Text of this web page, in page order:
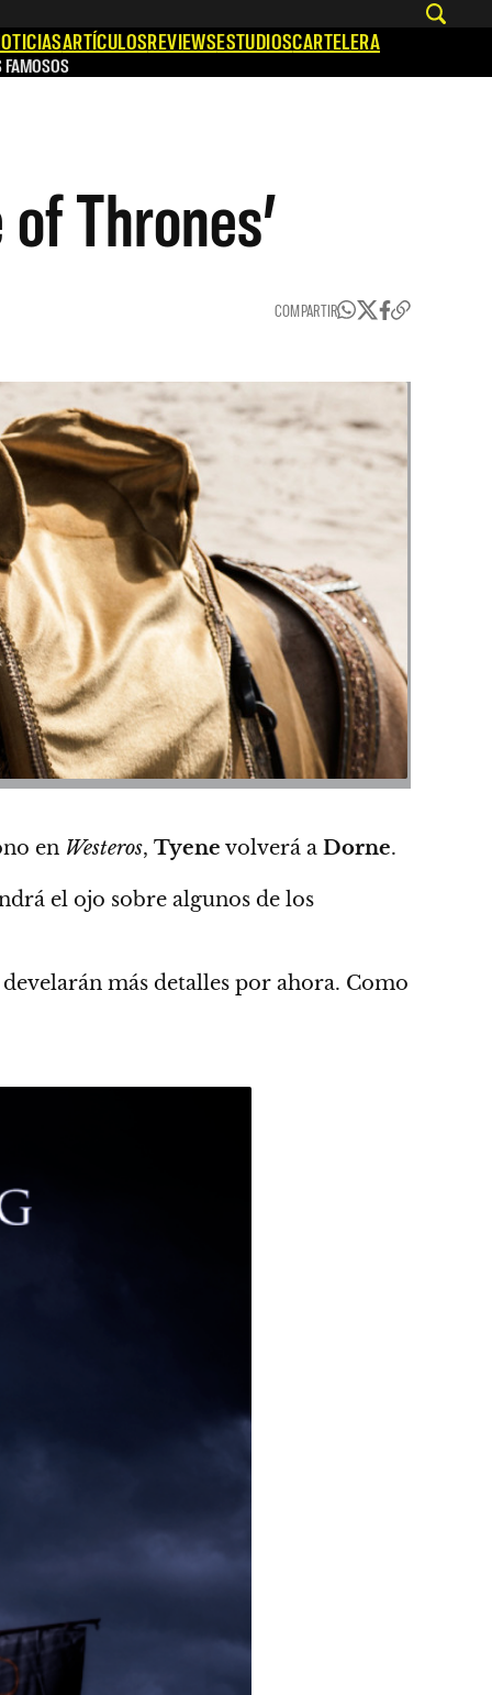
ARTÍCULOSREVIEWSESTUDIOSCARTELERA
FAMOSOS
Thrones’
COMPARTIR
en Westeros, Tyene volverá a Dorne.
el ojo sobre algunos de los
más detalles por ahora. Como